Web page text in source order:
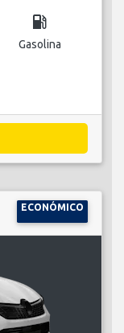
local_gas_station
Gasolina
ECONÓMICO